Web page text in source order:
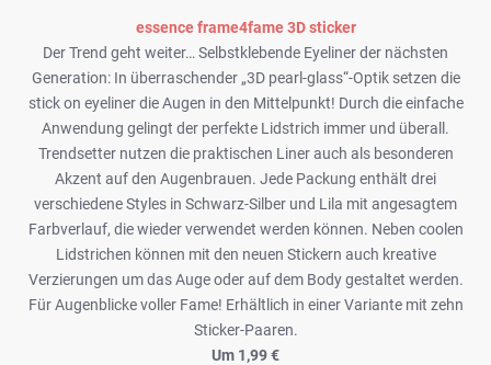
essence frame4fame 3D sticker
Der Trend geht weiter… Selbstklebende Eyeliner der nächsten
Generation: In überraschender „3D pearl-glass“-Optik setzen die
stick on eyeliner die Augen in den Mittelpunkt! Durch die einfache
Anwendung gelingt der perfekte Lidstrich immer und überall.
Trendsetter nutzen die praktischen Liner auch als besonderen
Akzent auf den Augenbrauen. Jede Packung enthält drei
verschiedene Styles in Schwarz-Silber und Lila mit angesagtem
Farbverlauf, die wieder verwendet werden können. Neben coolen
Lidstrichen können mit den neuen Stickern auch kreative
Verzierungen um das Auge oder auf dem Body gestaltet werden.
Für Augenblicke voller Fame! Erhältlich in einer Variante mit zehn
Sticker-Paaren.
Um 1,99 €